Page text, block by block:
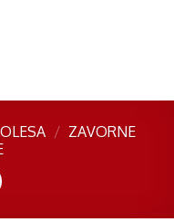
/ ZAVORNE